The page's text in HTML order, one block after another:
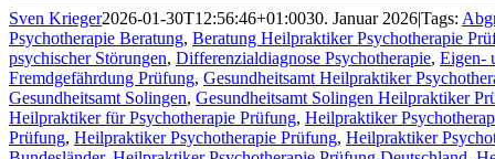
Sven Krieger2026-01-30T12:56:46+01:0030. Januar 2026|Tags:
Psychotherapie Beratung, Beratung Heilpraktiker Psychotherapie
psychischer Störungen, Differenzialdiagnose Psychotherapie, Eigen-
Fremdgefährdung Prüfung, Gesundheitsamt Heilpraktiker
Gesundheitsamt Solingen, Gesundheitsamt Solingen Heilpraktiker
Heilpraktiker für Psychotherapie Prüfung, Heilpraktiker
Prüfung, Heilpraktiker Psychotherapie Prüfung, Heilpraktiker